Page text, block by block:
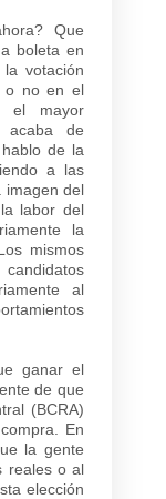
Que
boleta en
votación
o no en el
el mayor
acaba de
de la
a las
imagen del
labor del
la
mismos
al
ganar el
de que
(BCRA)
En
la gente
reales o al
elección